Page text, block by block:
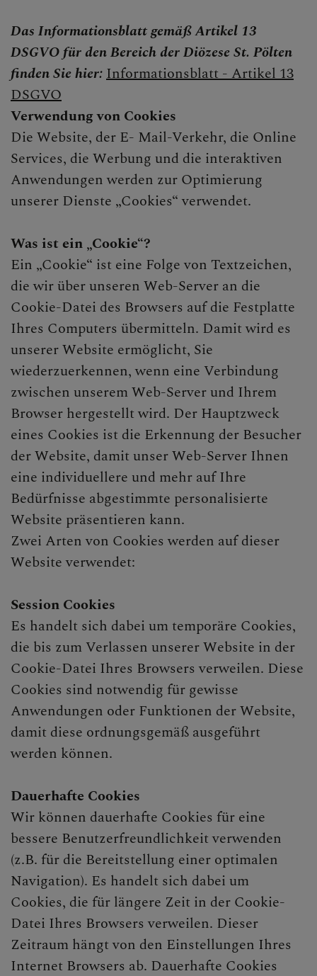
Das Informationsblatt gemäß Artikel 13
DSGVO für den Bereich der Diözese St. Pölten
finden Sie hier:Informationsblatt - Artikel 13
DSGVO
Verwendung von Cookies
Die Website, der E- Mail-Verkehr, die Online
Services, die Werbung und die interaktiven
Anwendungen werden zur Optimierung
unserer Dienste „Cookies“ verwendet.
Was ist ein „Cookie“?
Ein „Cookie“ ist eine Folge von Textzeichen,
die wir über unseren Web-Server an die
Cookie-Datei des Browsers auf die Festplatte
Ihres Computers übermitteln. Damit wird es
unserer Website ermöglicht, Sie
wiederzuerkennen, wenn eine Verbindung
zwischen unserem Web-Server und Ihrem
Browser hergestellt wird. Der Hauptzweck
eines Cookies ist die Erkennung der Besucher
der Website, damit unser Web-Server Ihnen
eine individuellere und mehr auf Ihre
Bedürfnisse abgestimmte personalisierte
Website präsentieren kann.
Zwei Arten von Cookies werden auf dieser
Website verwendet:
Session Cookies
Es handelt sich dabei um temporäre Cookies,
die bis zum Verlassen unserer Website in der
Cookie-Datei Ihres Browsers verweilen. Diese
Cookies sind notwendig für gewisse
Anwendungen oder Funktionen der Website,
damit diese ordnungsgemäß ausgeführt
werden können.
Dauerhafte Cookies
Wir können dauerhafte Cookies für eine
bessere Benutzerfreundlichkeit verwenden
(z.B. für die Bereitstellung einer optimalen
Navigation). Es handelt sich dabei um
Cookies, die für längere Zeit in der Cookie-
Datei Ihres Browsers verweilen. Dieser
Zeitraum hängt von den Einstellungen Ihres
Internet Browsers ab. Dauerhafte Cookies